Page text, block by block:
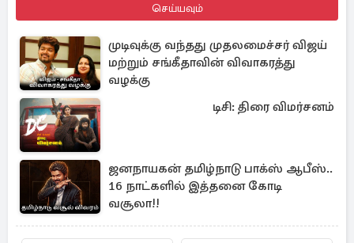
செய்யவும்
முடிவுக்கு வந்தது முதலமைச்சர் விஜய்
மற்றும் சங்கீதாவின் விவாகரத்து
வழக்கு
டிசி: திரை விமர்சனம்
ஜனநாயகன் தமிழ்நாடு பாக்ஸ் ஆபீஸ்..
16 நாட்களில் இத்தனை கோடி
வசூலா!!